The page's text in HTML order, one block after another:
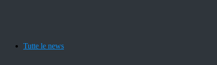
Tutte le news